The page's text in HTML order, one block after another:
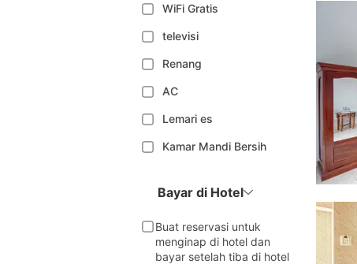
WiFi Gratis
televisi
Renang
AC
Lemari es
Kamar Mandi Bersih
Bayar di Hotel
Buat reservasi untuk
menginap di hotel dan
bayar setelah tiba di hotel